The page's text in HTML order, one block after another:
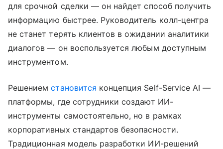
для срочной сделки — он найдет способ получить
информацию быстрее. Руководитель колл-центра
не станет терять клиентов в ожидании аналитики
диалогов — он воспользуется любым доступным
инструментом.
Решениемстановится концепция Self-Service AI —
платформы, где сотрудники создают ИИ-
инструменты самостоятельно, но в рамках
корпоративных стандартов безопасности.
Традиционная модель разработки ИИ-решений